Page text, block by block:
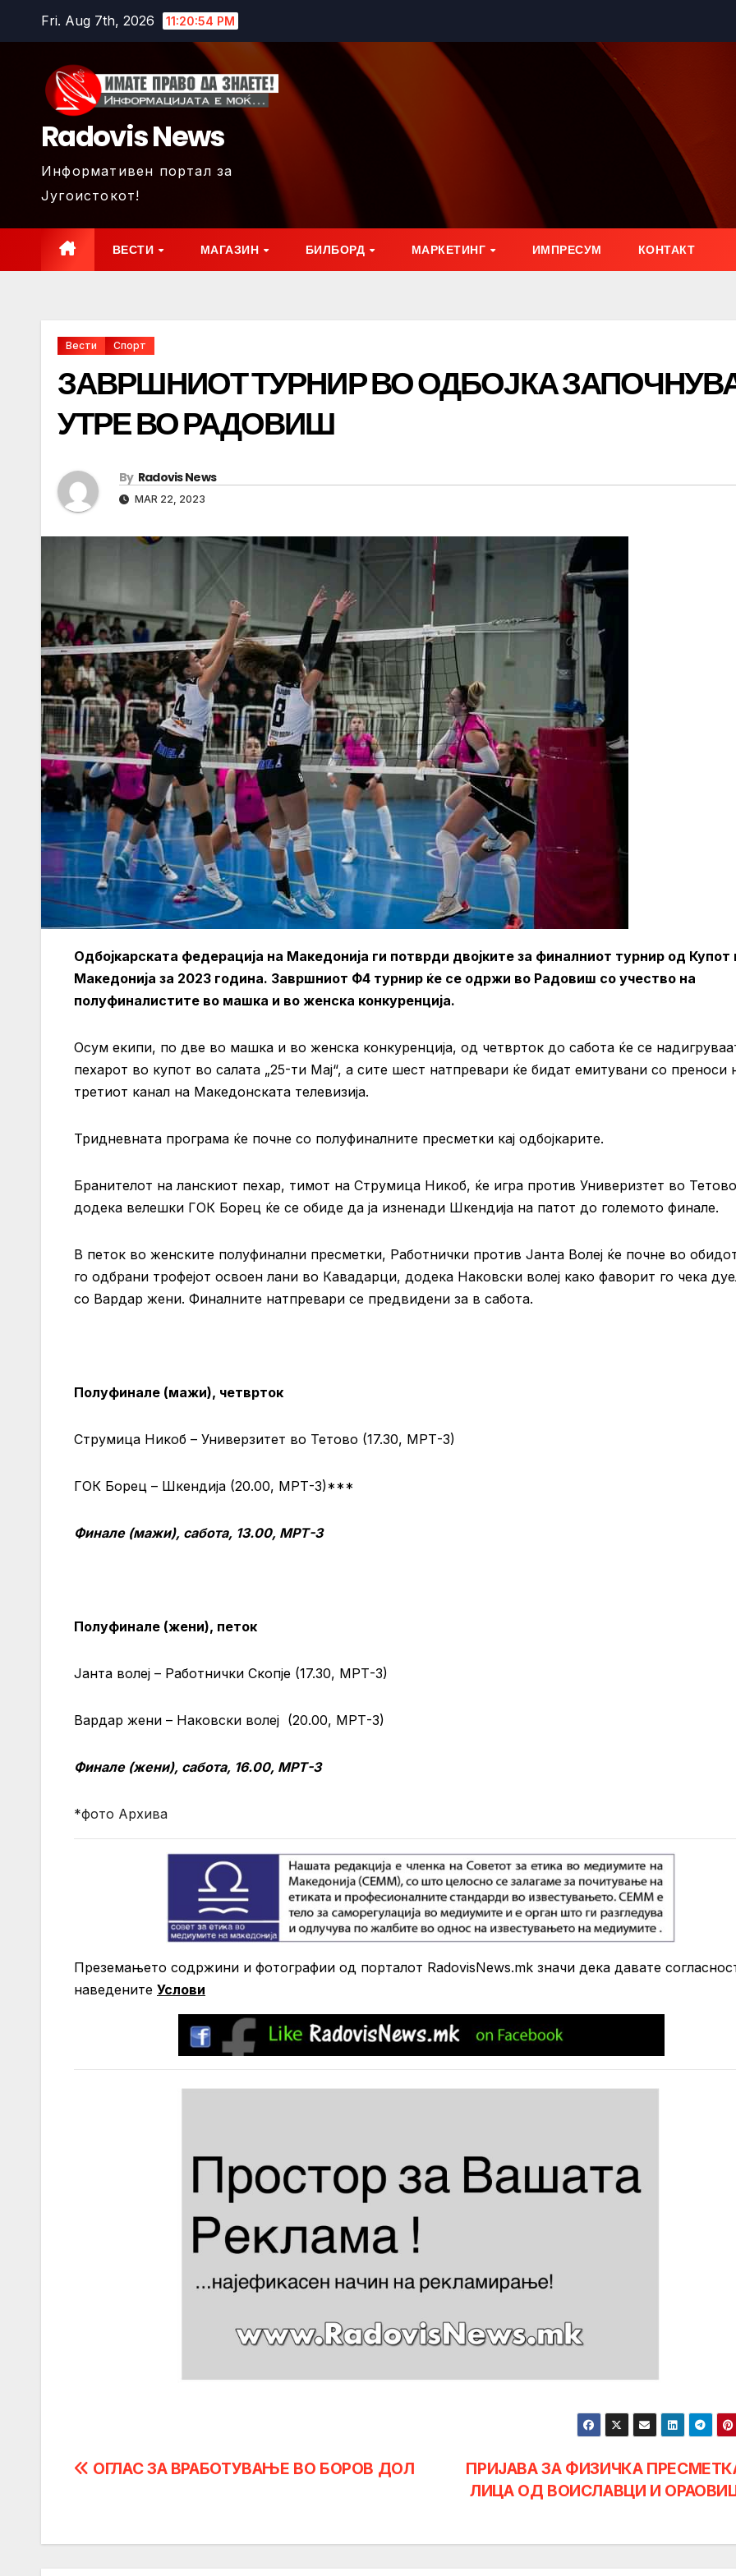
Fri. Aug 7th, 2026 11:20:55 PM
Radovis News
Информативен портал за
Југоистокот!
ВЕСТИ МАГАЗИН БИЛБОРД МАРКЕТИНГ ИМПРЕСУМ КОНТАКТ
Вести Спорт
ЗАВРШНИОТ ТУРНИР ВО ОДБОЈКА
УТРЕ ВО РАДОВИШ
By Radovis News
MAR 22, 2023
Одбојкарската федерација на Македонија ги потврди двојките за финалниот турнир од Купот
Македонија за 2023 година. Завршниот Ф4 турнир ќе се одржи во Радовиш со учество на
полуфиналистите во машка и во женска конкуренција.
Осум екипи, по две во машка и во женска конкуренција, од четврток до сабота ќе се
пехарот во купот во салата „25-ти Мај“, а сите шест натпревари ќе бидат емитувани со преноси
третиот канал на Македонската телевизија.
Тридневната програма ќе почне со полуфиналните пресметки кај одбојкарите.
Бранителот на ланскиот пехар, тимот на Струмица Никоб, ќе игра против Универизтет во
додека велешки ГОК Борец ќе се обиде да ја изненади Шкендија на патот до големото финале.
В петок во женските полуфинални пресметки, Работнички против Јанта Волеј ќе почне во
го одбрани трофејот освоен лани во Кавадарци, додека Наковски волеј како фаворит го чека
со Вардар жени. Финалните натпревари се предвидени за в сабота.
Полуфинале (мажи), четврток
Струмица Никоб – Универзитет во Тетово (17.30, МРТ-3)
ГОК Борец – Шкендија (20.00, МРТ-3)***
Финале (мажи), сабота, 13.00, МРТ-3
Полуфинале (жени), петок
Јанта волеј – Работнички Скопје (17.30, МРТ-3)
Вардар жени – Наковски волеј (20.00, МРТ-3)
Финале (жени), сабота, 16.00, МРТ-3
*фото Архива
Преземањето содржини и фотографии од порталот RadovisNews.mk значи дека давате
нaведените Услови
Post
ПРИЈАВА ЗА ФИЗИЧКА
ЛИЦА ОД ВОИСЛАВЦИ И
ОГЛАС ЗА ВРАБОТУВАЊЕ ВО БОРОВ ДОЛ